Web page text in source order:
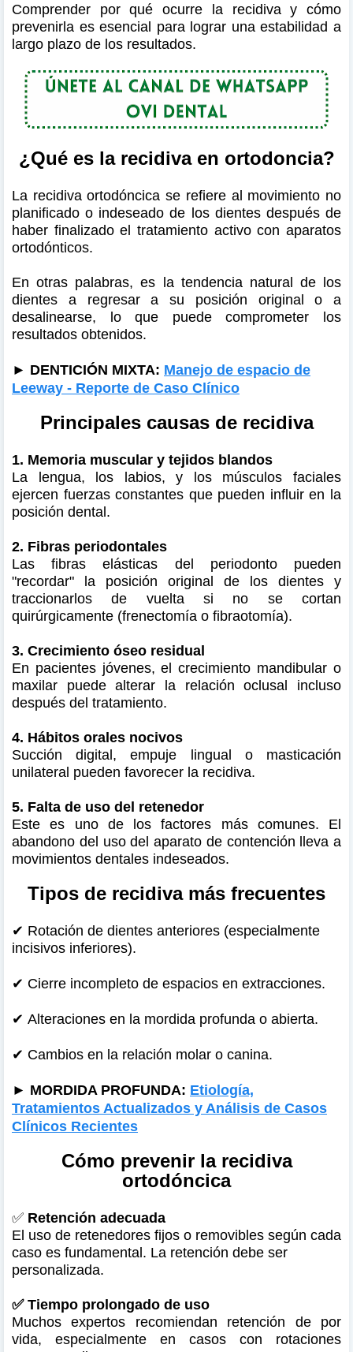
Comprender por qué ocurre la recidiva y cómo
prevenirla es esencial para lograr una estabilidad a
largo plazo de los resultados.
¿Qué es la recidiva en ortodoncia?
La recidiva ortodóncica se refiere al movimiento no
planificado o indeseado de los dientes después de
haber finalizado el tratamiento activo con aparatos
ortodónticos.
En otras palabras, es la tendencia natural de los
dientes a regresar a su posición original o a
desalinearse, lo que puede comprometer los
resultados obtenidos.
► DENTICIÓN MIXTA: Manejo de espacio de
Leeway - Reporte de Caso Clínico
Principales causas de recidiva
1. Memoria muscular y tejidos blandos
La lengua, los labios, y los músculos faciales
ejercen fuerzas constantes que pueden influir en la
posición dental.
2. Fibras periodontales
Las fibras elásticas del periodonto pueden
"recordar" la posición original de los dientes y
traccionarlos de vuelta si no se cortan
quirúrgicamente (frenectomía o fibraotomía).
3. Crecimiento óseo residual
En pacientes jóvenes, el crecimiento mandibular o
maxilar puede alterar la relación oclusal incluso
después del tratamiento.
4. Hábitos orales nocivos
Succión digital, empuje lingual o masticación
unilateral pueden favorecer la recidiva.
5. Falta de uso del retenedor
Este es uno de los factores más comunes. El
abandono del uso del aparato de contención lleva a
movimientos dentales indeseados.
Tipos de recidiva más frecuentes
✔ Rotación de dientes anteriores (especialmente
incisivos inferiores).
✔ Cierre incompleto de espacios en extracciones.
✔ Alteraciones en la mordida profunda o abierta.
✔ Cambios en la relación molar o canina.
► MORDIDA PROFUNDA: Etiología,
Tratamientos Actualizados y Análisis de Casos
Clínicos Recientes
Cómo prevenir la recidiva
ortodóncica
✅ Retención adecuada
El uso de retenedores fijos o removibles según cada
caso es fundamental. La retención debe ser
personalizada.
✅ Tiempo prolongado de uso
Muchos expertos recomiendan retención de por
vida, especialmente en casos con rotaciones